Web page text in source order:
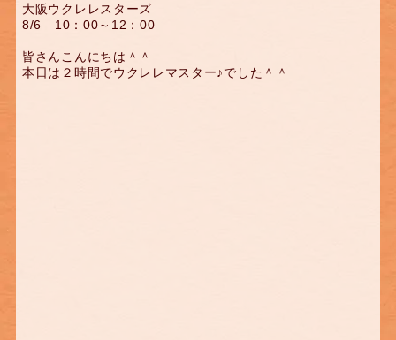
大阪ウクレレスターズ
8/6 10：00～12：00
皆さんこんにちは＾＾
本日は２時間でウクレレマスター♪でした＾＾